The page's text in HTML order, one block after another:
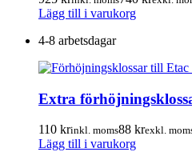
Lägg till i varukorg
4-8 arbetsdagar
Extra
110 krinkl. moms88 krexkl.
Lägg till i varukorg